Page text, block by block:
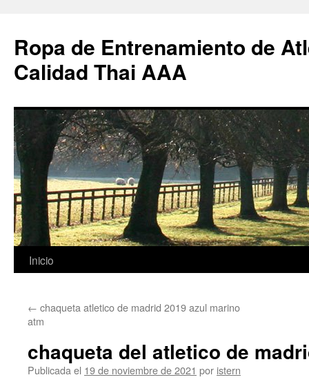
Ropa de Entrenamiento de
Calidad Thai AAA
Saltar
contenido
Inicio
← chaqueta atletico de madrid 2019 azul marino
atm
chaqueta del atletico de
Publicada el 19 de noviembre de 2021 por istern